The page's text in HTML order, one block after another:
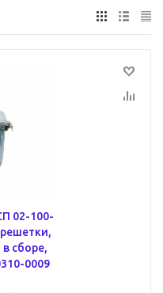
02-100-
сборе,
0009